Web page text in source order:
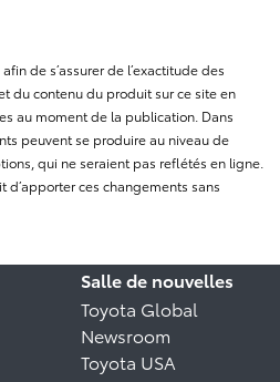
de s’assurer de l’exactitude des
du contenu du produit sur ce site en
au moment de la publication. Dans
peuvent se produire au niveau de
qui ne seraient pas reflétés en ligne.
d’apporter ces changements sans
Salle de nouvelles
Toyota Global
Newsroom
Toyota USA